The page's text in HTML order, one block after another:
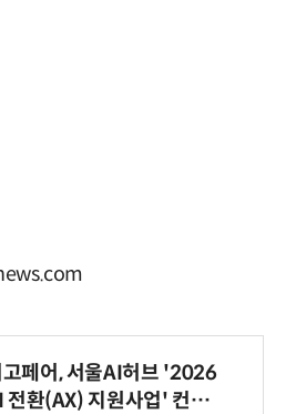
고페어, 서울AI허브 '2026
전환(AX) 지원사업' 컨소